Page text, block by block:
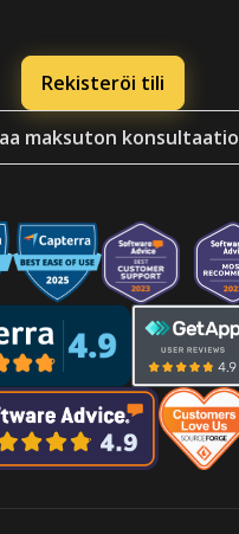
Rekisteröi tili
maksuton konsultaatio